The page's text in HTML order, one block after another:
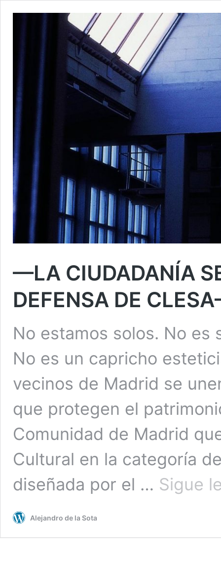
—LA CIUDADANÍA
DEFENSA DE
No estamos solos. No
No es un capricho
vecinos de Madrid se
que protegen el
Comunidad de Madrid
Cultural en la categoría
diseñada por el … Sigue
Alejandro de la Sota